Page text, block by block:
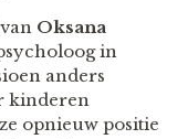
Oksana
in
anders
kinderen
opnieuw positie